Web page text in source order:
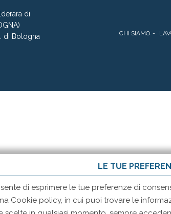
di
di Bologna
CHI SIAMO
LE TUE
di esprimere le tue preferenze di
Cookie policy, in cui puoi trovare le